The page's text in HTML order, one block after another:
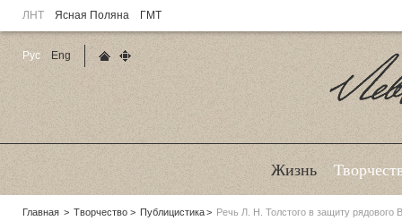
ЛНТ Ясная Поляна ГМТ
Жизнь
Родительские
Главная Творчество Публицистика Речь Л. Н. Толстого в защиту рядового
Рус
Eng